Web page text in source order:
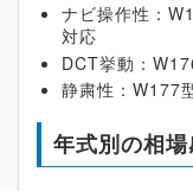
ナビ操作性：
対応
DCT挙動：
静粛性：W177
年式別の相